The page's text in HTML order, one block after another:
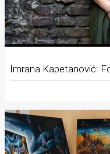
Imrana Kapetanović: